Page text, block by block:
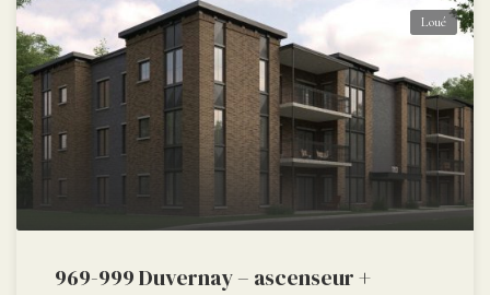
Loué
969-999 Duvernay – ascenseur +